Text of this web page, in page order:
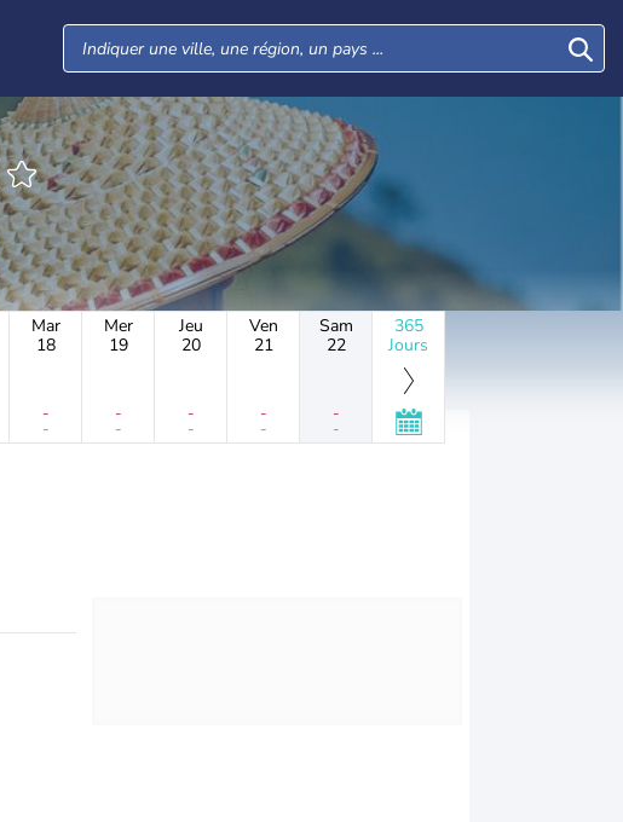
Mar
18
-
-
Mer
19
-
-
Jeu
20
-
-
Ven
21
-
-
Sam
22
-
-
365
Jours